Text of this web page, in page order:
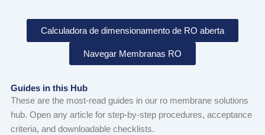
Calculadora de dimensionamento de RO aberta
Navegar Membranas RO
Guides in this Hub
These are the most-read guides in our ro membrane solutions
hub. Open any article for step-by-step procedures, acceptance
criteria, and downloadable checklists.